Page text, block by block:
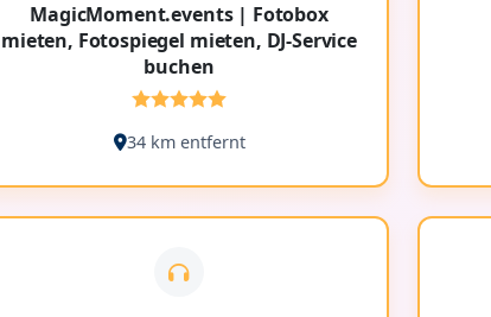
MagicMoment.events | Fotobox
mieten, Fotospiegel mieten, DJ-Service
buchen
34 km entfernt